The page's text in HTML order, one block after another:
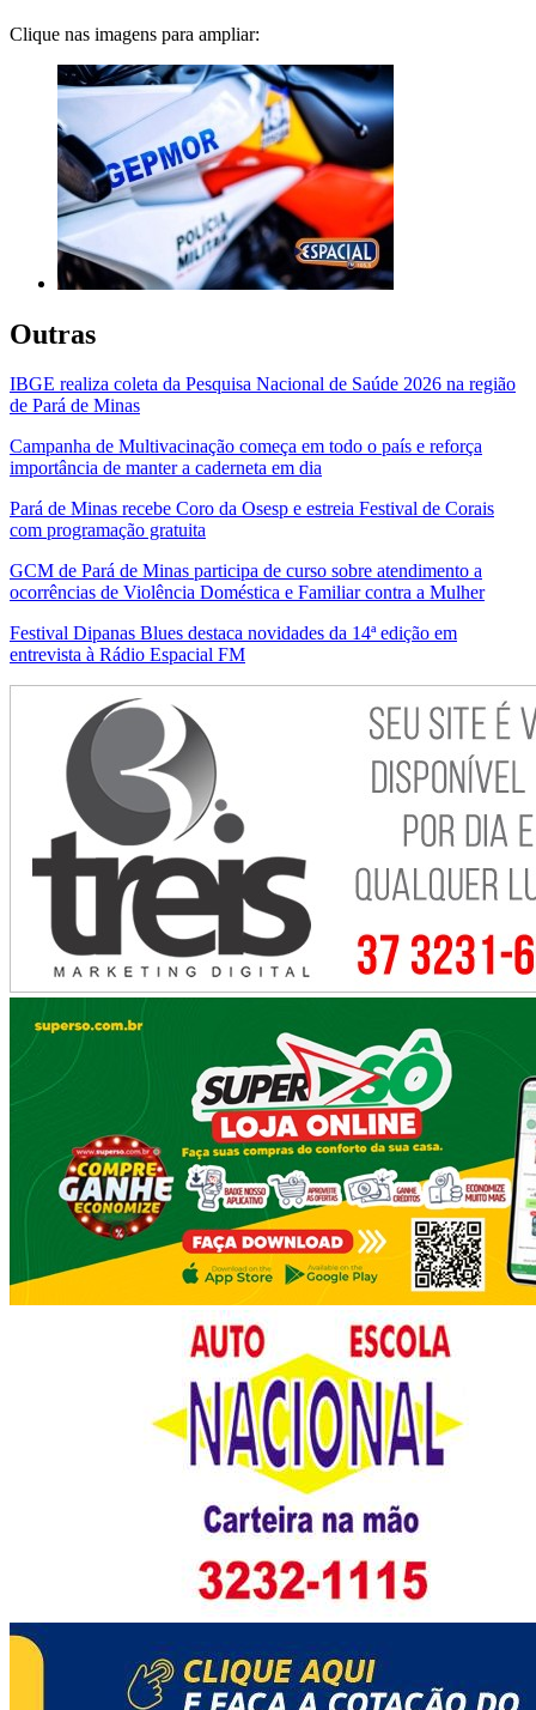
Clique nas imagens para ampliar:
Outras
IBGE realiza coleta da Pesquisa Nacional de Saúde 2026 na região
de Pará de Minas
Campanha de Multivacinação começa em todo o país e reforça
importância de manter a caderneta em dia
Pará de Minas recebe Coro da Osesp e estreia Festival de Corais
com programação gratuita
GCM de Pará de Minas participa de curso sobre atendimento a
ocorrências de Violência Doméstica e Familiar contra a Mulher
Festival Dipanas Blues destaca novidades da 14ª edição em
entrevista à Rádio Espacial FM